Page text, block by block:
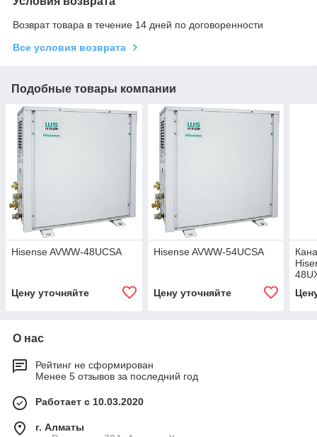
Возврат товара в течение 14 дней по договоренности
Все условия возврата
Подобные товары компании
Hisense AVWW-48UCSA
Цену уточняйте
Hisense AVWW-54UCSA
Цену уточняйте
О нас
Рейтинг не сформирован
Менее 5 отзывов за последний год
Работает с 10.03.2020
г. Алматы